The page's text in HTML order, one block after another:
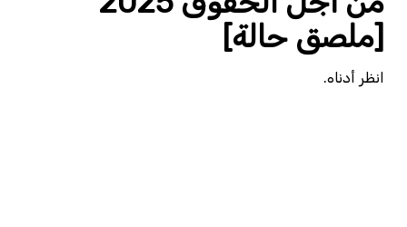
[ملصق حالة]
انظر أدناه.